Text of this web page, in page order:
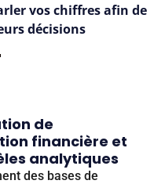
vos chiffres afin de
décisions
de
financière et
analytiques
des bases de